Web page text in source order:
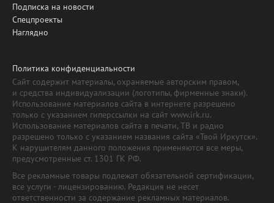
Подписка на новости
Спецпроекты
Наглядно
Политика конфиденциальности
Сайт содержит материалы, охраняемые авторским правом,
и средства индивидуализации (логотипы, фирменные знаки).
Использование материалов сайта в интернете разрешено
только с указанием гиперссылки на сайт www.irk.ru.
Использование материалов сайта в печати, ТВ и радио
разрешено только с указанием названия сайта «Твой Иркутск».
К нарушителям данного положения применяются все меры,
предусмотренные ст. 1301 ГК РФ.
Все рекламные товары подлежат обязательной сертификации,
все услуги - лицензированию. Редакция не несет
ответственности за содержание рекламных материалов.